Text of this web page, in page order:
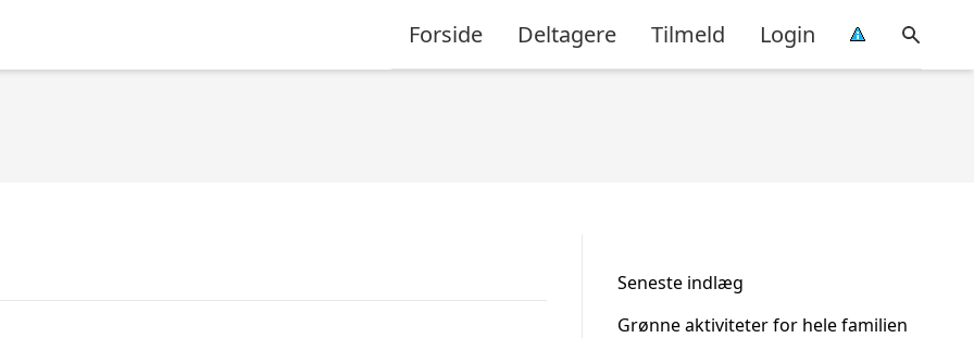
Forside Deltagere Tilmeld Login
Seneste indlæg
Grønne aktiviteter for hele familien